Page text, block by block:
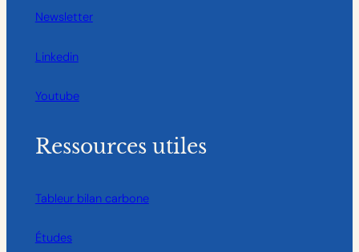
Newsletter
Linkedin
Youtube
Ressources utiles
Tableur bilan carbone
Études